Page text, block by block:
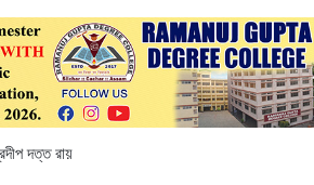
দত্ত রায়